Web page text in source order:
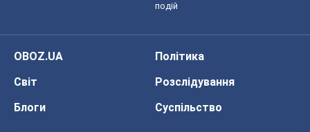
подій
OBOZ.UA
Політика
Світ
Розслідування
Блоги
Суспільство